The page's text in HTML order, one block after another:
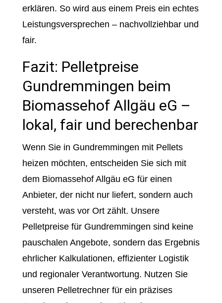
erklären. So wird aus einem Preis ein echtes
Leistungsversprechen – nachvollziehbar und
fair.
Fazit: Pelletpreise
Gundremmingen beim
Biomassehof Allgäu eG –
lokal, fair und berechenbar
Wenn Sie in Gundremmingen mit Pellets
heizen möchten, entscheiden Sie sich mit
dem Biomassehof Allgäu eG für einen
Anbieter, der nicht nur liefert, sondern auch
versteht, was vor Ort zählt. Unsere
Pelletpreise für Gundremmingen sind keine
pauschalen Angebote, sondern das Ergebnis
ehrlicher Kalkulationen, effizienter Logistik
und regionaler Verantwortung. Nutzen Sie
unseren Pelletrechner für ein präzises